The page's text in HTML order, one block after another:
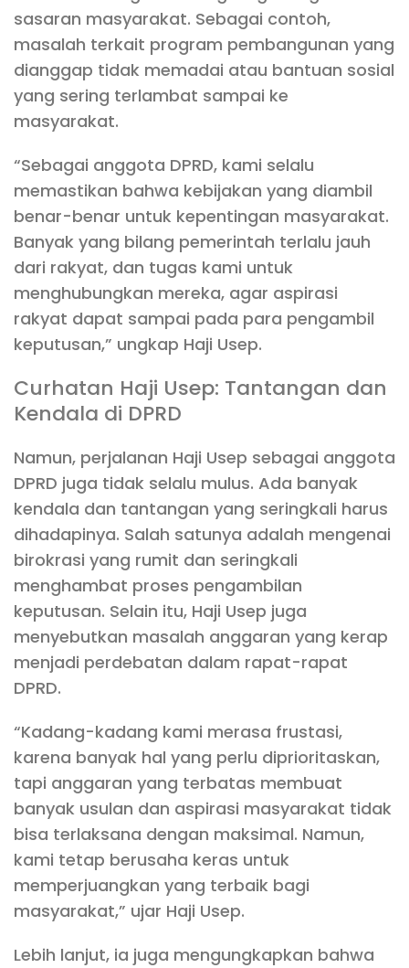
sasaran masyarakat. Sebagai contoh,
masalah terkait program pembangunan yang
dianggap tidak memadai atau bantuan sosial
yang sering terlambat sampai ke
masyarakat.
“Sebagai anggota DPRD, kami selalu
memastikan bahwa kebijakan yang diambil
benar-benar untuk kepentingan masyarakat.
Banyak yang bilang pemerintah terlalu jauh
dari rakyat, dan tugas kami untuk
menghubungkan mereka, agar aspirasi
rakyat dapat sampai pada para pengambil
keputusan,” ungkap Haji Usep.
Curhatan Haji Usep: Tantangan dan
Kendala di DPRD
Namun, perjalanan Haji Usep sebagai anggota
DPRD juga tidak selalu mulus. Ada banyak
kendala dan tantangan yang seringkali harus
dihadapinya. Salah satunya adalah mengenai
birokrasi yang rumit dan seringkali
menghambat proses pengambilan
keputusan. Selain itu, Haji Usep juga
menyebutkan masalah anggaran yang kerap
menjadi perdebatan dalam rapat-rapat
DPRD.
“Kadang-kadang kami merasa frustasi,
karena banyak hal yang perlu diprioritaskan,
tapi anggaran yang terbatas membuat
banyak usulan dan aspirasi masyarakat tidak
bisa terlaksana dengan maksimal. Namun,
kami tetap berusaha keras untuk
memperjuangkan yang terbaik bagi
masyarakat,” ujar Haji Usep.
Lebih lanjut, ia juga mengungkapkan bahwa